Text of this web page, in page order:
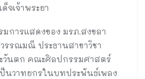
จเจ้าพระยา
การแสดงของ มรภ.สงขลา
รรณมณี ประธานสาขาวิชา
วันตก คณะศิลปกรรมศาสตร์
นวาทยกรในบทประพันธ์เพลง